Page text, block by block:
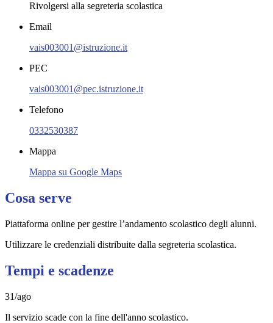
Rivolgersi alla segreteria scolastica
Email
vais003001@istruzione.it
PEC
vais003001@pec.istruzione.it
Telefono
0332530387
Mappa
Mappa su Google Maps
Cosa serve
Piattaforma online per gestire l’andamento scolastico degli alunni.
Utilizzare le credenziali distribuite dalla segreteria scolastica.
Tempi e scadenze
31/ago
Il servizio scade con la fine dell'anno scolastico.